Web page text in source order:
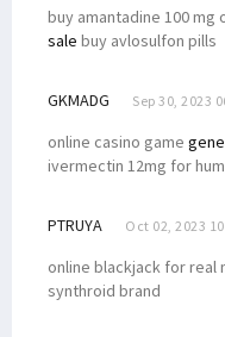
buy amantadine 100 mg
sale buy avlosulfon pills
GKMADG Sep 30, 2023
online casino game
ivermectin 12mg for
PTRUYA Oct 02, 2023
online blackjack for real
synthroid brand